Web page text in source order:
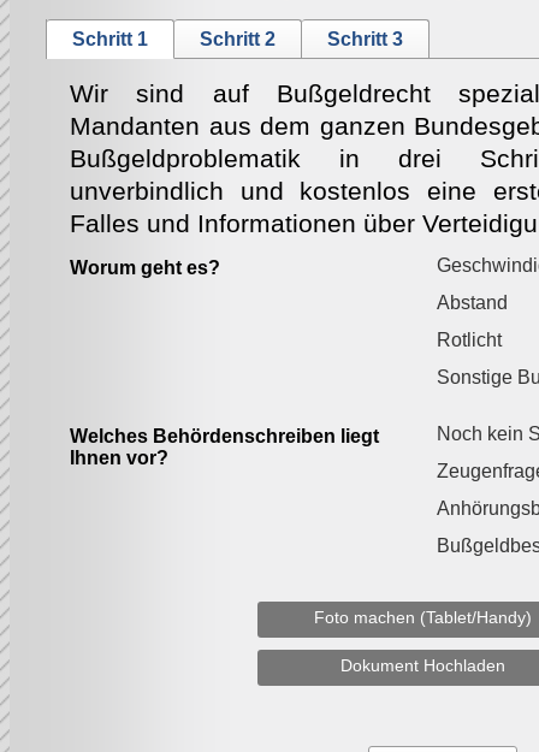
Schritt 1 Schritt 2 Schritt 3
Wir sind auf Bußgeldrecht
Mandanten aus dem ganzen
Bußgeldproblematik in drei
unverbindlich und kostenlos eine
Falles und Informationen über
Worum geht es?
Abstand
Rotlicht
Sonstige
Welches Behördenschreiben liegt
Ihnen vor?
Noch kein
Foto machen (Tablet/Handy)
Dokument Hochladen